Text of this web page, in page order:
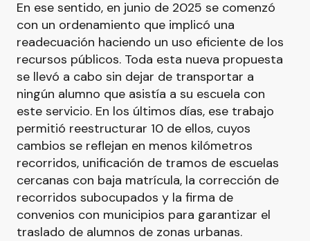
En ese sentido, en junio de 2025 se comenzó
con un ordenamiento que implicó una
readecuación haciendo un uso eficiente de los
recursos públicos. Toda esta nueva propuesta
se llevó a cabo sin dejar de transportar a
ningún alumno que asistía a su escuela con
este servicio. En los últimos días, ese trabajo
permitió reestructurar 10 de ellos, cuyos
cambios se reflejan en menos kilómetros
recorridos, unificación de tramos de escuelas
cercanas con baja matrícula, la corrección de
recorridos subocupados y la firma de
convenios con municipios para garantizar el
traslado de alumnos de zonas urbanas.